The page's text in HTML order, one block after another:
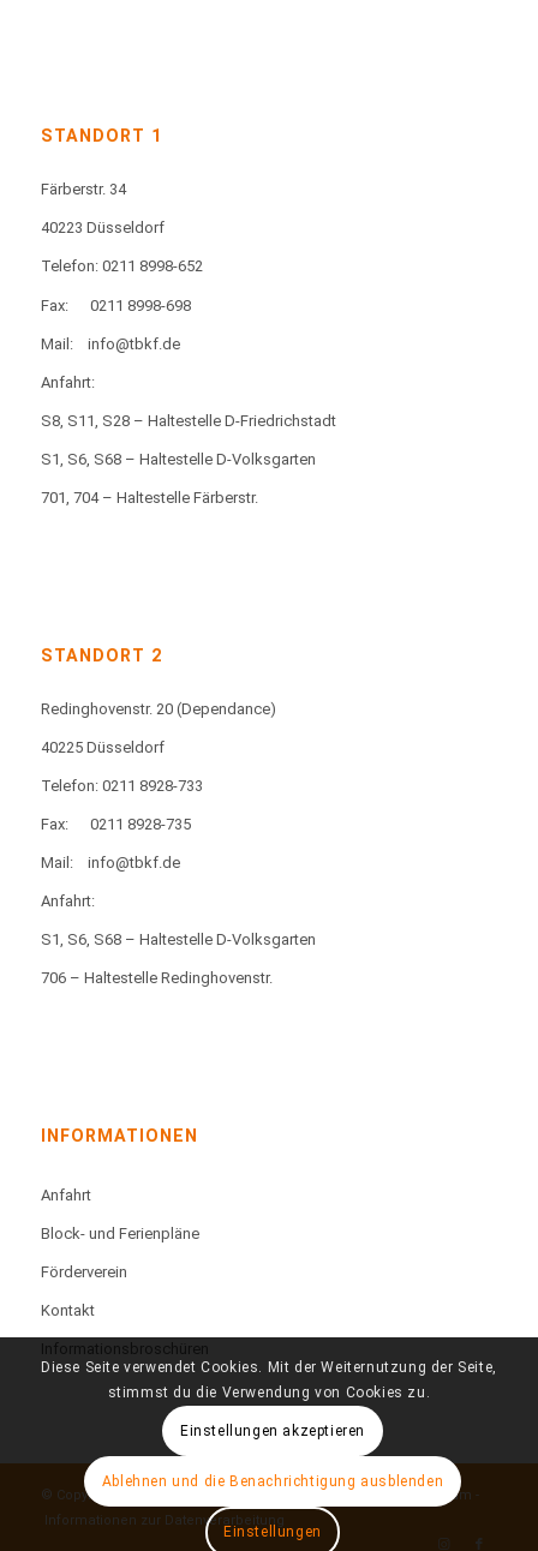
STANDORT 1
Färberstr. 34
40223 Düsseldorf
Telefon: 0211 8998-652
Fax: 0211 8998-698
Mail: info@tbkf.de
Anfahrt:
S8, S11, S28 – Haltestelle D-Friedrichstadt
S1, S6, S68 – Haltestelle D-Volksgarten
701, 704 – Haltestelle Färberstr.
STANDORT 2
Redinghovenstr. 20 (Dependance)
40225 Düsseldorf
Telefon: 0211 8928-733
Fax: 0211 8928-735
Mail: info@tbkf.de
Anfahrt:
S1, S6, S68 – Haltestelle D-Volksgarten
706 – Haltestelle Redinghovenstr.
INFORMATIONEN
Anfahrt
Block- und Ferienpläne
Förderverein
Kontakt
Informationsbroschüren
© Copyright - Technisches Berufskolleg Färberstraße - Impressum -
Informationen zur Datenverarbeitung
Diese Seite verwendet Cookies. Mit der Weiternutzung der Seite,
stimmst du die Verwendung von Cookies zu.
Einstellungen akzeptieren
Ablehnen und die Benachrichtigung ausblenden
Einstellungen